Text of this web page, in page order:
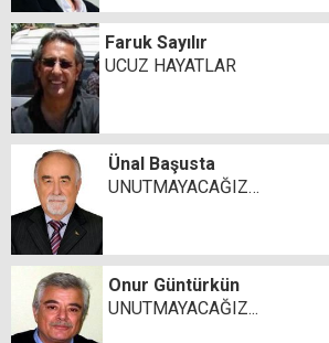
Faruk Sayılır
UCUZ HAYATLAR
Ünal Başusta
UNUTMAYACAĞIZ…
Onur Güntürkün
UNUTMAYACAĞIZ...